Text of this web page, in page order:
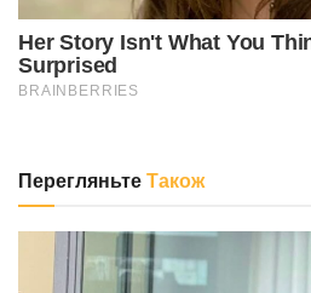
ПерегляньтеТакож